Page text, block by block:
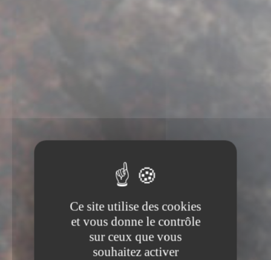
Ce site utilise des cookies
et vous donne le contrôle
sur ceux que vous
souhaitez activer